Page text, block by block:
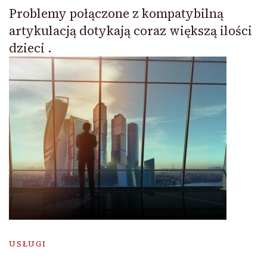
Problemy połączone z kompatybilną
artykulacją dotykają coraz większą ilości
dzieci .
USŁUGI